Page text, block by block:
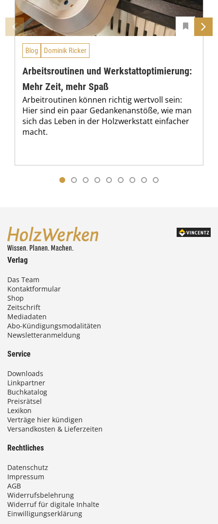
Blog Dominik Ricker
Arbeitsroutinen und Werkstattoptimierung:
Mehr Zeit, mehr Spaß
Arbeitroutinen können richtig wertvoll sein:
Hier sind ein paar Gedankenanstöße, wie man
sich das Leben in der Holzwerkstatt einfacher
macht.
Verlag
Das Team
Kontaktformular
Shop
Zeitschrift
Mediadaten
Abo-Kündigungsmodalitäten
Newsletteranmeldung
Service
Downloads
Linkpartner
Buchkatalog
Preisrätsel
Lexikon
Verträge hier kündigen
Versandkosten & Lieferzeiten
Rechtliches
Datenschutz
Impressum
AGB
Widerrufsbelehrung
Widerruf für digitale Inhalte
Einwilligungserklärung